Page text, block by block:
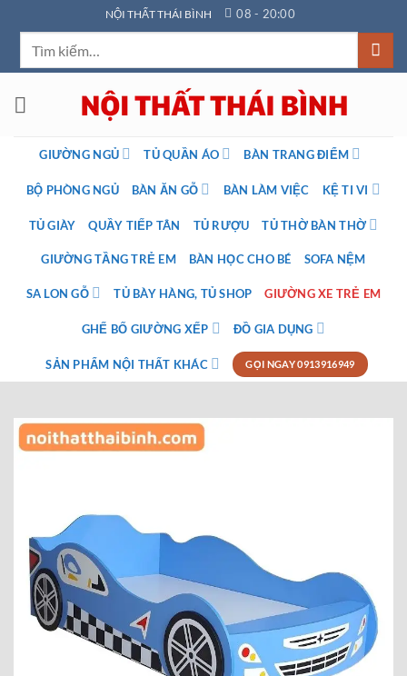
qua
dung
NỘI THẤT THÁI BÌNH 08 - 20:00
GIƯỜNG NGỦ TỦ QUẦN ÁO BÀN TRANG ĐIỂM
BỘ PHÒNG NGỦ BÀN ĂN GỖ BÀN LÀM VIỆC KỆ TI VI
TỦ GIÀY QUẦY TIẾP TÂN TỦ RƯỢU TỦ THỜ BÀN THỜ
GIƯỜNG TẦNG TRẺ EM BÀN HỌC CHO BÉ SOFA NỆM
SA LON GỖ TỦ BÀY HÀNG, TỦ SHOP GIƯỜNG XE TRẺ EM
GHẾ BỐ GIƯỜNG XẾP ĐỒ GIA DỤNG
SẢN PHẨM NỘI THẤT KHÁC GỌI NGAY 0913916949